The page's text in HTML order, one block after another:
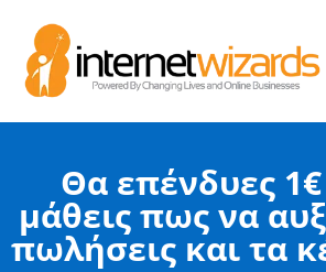
Θα επένδυες
μάθεις πως να
πωλήσεις και τα